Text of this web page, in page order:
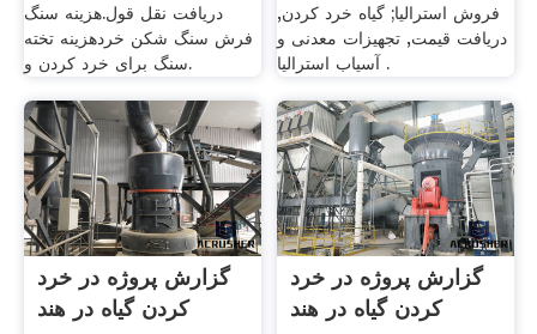
دریافت نقل قول.هزینه سنگ
فرش سنگ شکن خردهزینه تخته
سنگ برای خرد کردن و.
فروش استرالیا; گیاه خرد کردن,
دریافت قیمت, تجهیزات معدنی و
آسیاب استرالیا .
گزارش پروژه در خرد
کردن گیاه در هند
گزارش پروژه در خرد
کردن گیاه در هند